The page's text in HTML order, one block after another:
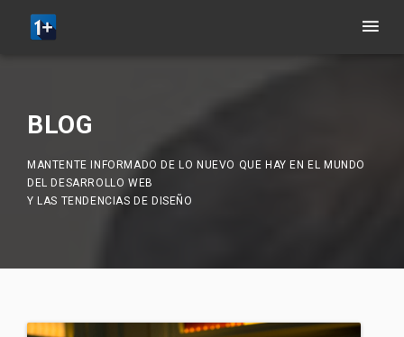
BLOG
MANTENTE INFORMADO DE LO NUEVO QUE HAY EN EL MUNDO
DEL DESARROLLO WEB
Y LAS TENDENCIAS DE DISEÑO